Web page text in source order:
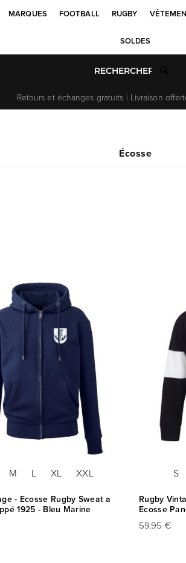
MARQUES FOOTBALL RUGBY
SOLDES
Retours et échanges gratuits | Livraison
Écosse
M L XL XXL
- Ecosse Rugby Sweat a
1925 - Bleu Marine
S
Rugby
Ecosse
59,95 €